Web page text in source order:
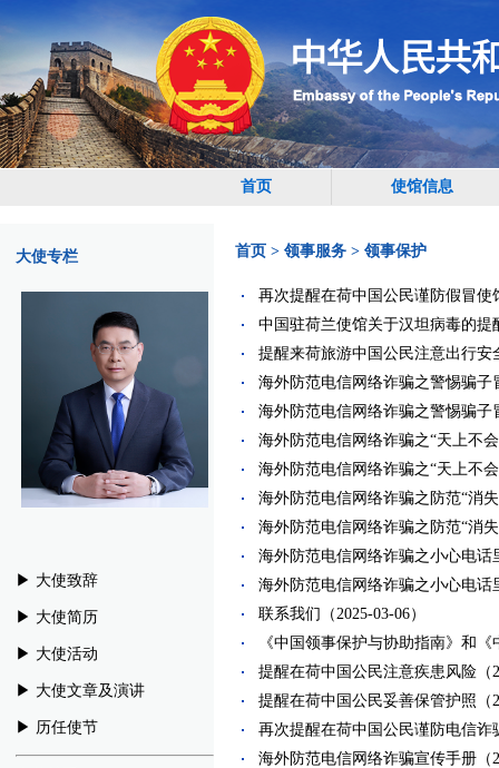
首页 使馆信息
大使专栏
▶︎ 大使致辞
▶︎ 大使简历
▶︎ 大使活动
▶︎ 大使文章及演讲
▶︎ 历任使节
首页 > 领事服务 > 领事保护
再次提醒在荷中国公民谨防假冒使
中国驻荷兰使馆关于汉坦病毒的提
提醒来荷旅游中国公民注意出行安
海外防范电信网络诈骗之警惕骗子
海外防范电信网络诈骗之警惕骗子
海外防范电信网络诈骗之“天上不
海外防范电信网络诈骗之“天上不
海外防范电信网络诈骗之防范“消
海外防范电信网络诈骗之防范“消
海外防范电信网络诈骗之小心电话
海外防范电信网络诈骗之小心电话
联系我们（2025-03-06）
《中国领事保护与协助指南》和
提醒在荷中国公民注意疾患风险（
提醒在荷中国公民妥善保管护照（
再次提醒在荷中国公民谨防电信诈
海外防范电信网络诈骗宣传手册（